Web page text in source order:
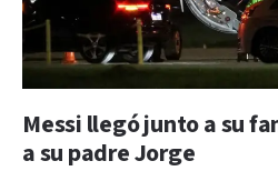
Messi llegó junto a su
a su padre Jorge